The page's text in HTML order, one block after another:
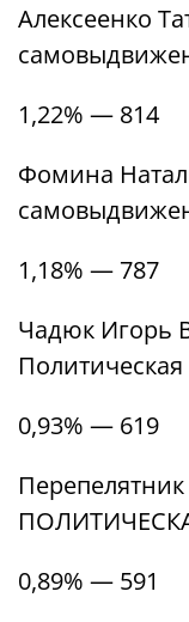
Алексеенко
1,22% — 814
Фомина
1,18% — 787
Чадюк Игорь
0,93% — 619
0,89% — 591